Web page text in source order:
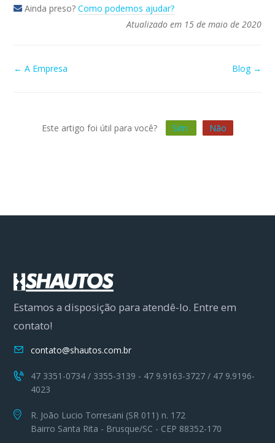
Ainda preso?Como podemos ajudar?
Atualizado em 15 de maio de 2020
Navegação
← A Empresa Blog →
Este artigo foi útil para você? Sim Não
Estamos a disposição para atendê-lo. Entre em
contato!
contato@shautos.com.br
47 3351-0734 / 3355-3139 - 47 9.9163-3727 / 47 9.9196-
4023
R. João Lucio Torresani (SR 011) n. 172
Bairro Santa Rita - Brusque/SC - CEP 88352-170